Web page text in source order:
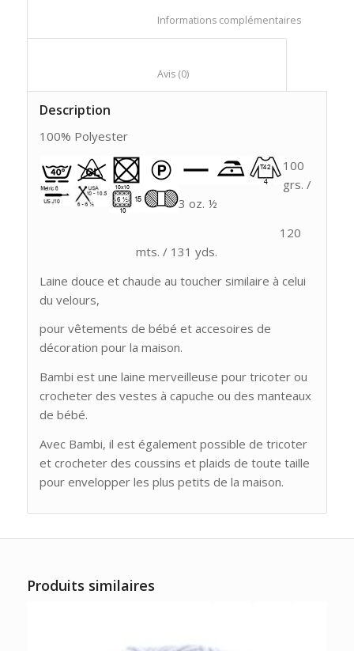
Informations
						Avis (0)
Description
100% Polyester
100
grs. /
3 oz. ½
120
mts. / 131 yds.
Laine douce et chaude au toucher similaire à celui
du velours,
pour vêtements de bébé et accesoires de
décoration pour la maison.
Bambi est une laine merveilleuse pour tricoter ou
crocheter des vestes à capuche ou des manteaux
de bébé.
Avec Bambi, il est également possible de tricoter
et crocheter des coussins et plaids de toute taille
pour envelopper les plus petits de la maison.
Produits similaires